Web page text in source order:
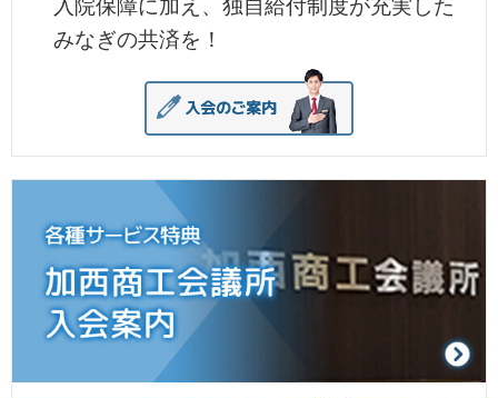
入院保障に加え、独自給付制度が充実した
みなぎの共済を！